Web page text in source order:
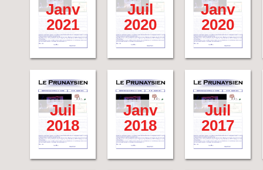
Janv
2021
Juil
2020
Janv
2020
Juil
2018
Janv
2018
Juil
2017